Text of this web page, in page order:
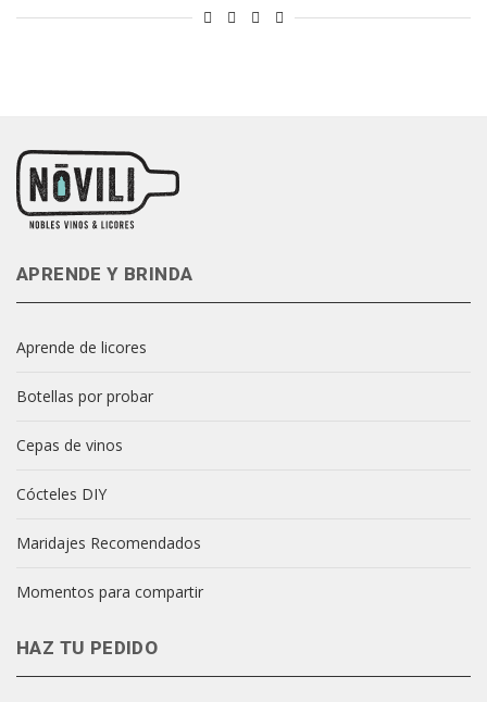
APRENDE Y BRINDA
Aprende de licores
Botellas por probar
Cepas de vinos
Cócteles DIY
Maridajes Recomendados
Momentos para compartir
HAZ TU PEDIDO